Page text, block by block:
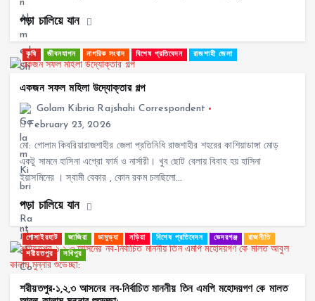
পড়া চালিয়ে যান
কৃষি জীবনযাপন নাগরিক সংবাদ বিশেষ প্রতিবেদন রাজশাহী জেলা
একজন সফল মহিলা উদ্যোক্তার গল্প
Golam Kibria Rajshahi Correspondent
February 23, 2026
মো: গোলাম কিবরিয়ারাজশাহীর জেলা প্রতিনিধি রাজশাহীর শহরের কাশিয়াডাঙ্গা মোড়
একটু সামনে হাসিনা এগ্রো ফার্ম ও নার্সারী। খুব ছোট বেলায় বিবাহ হয় হাসিনা
ইয়াসমিনের । স্বামী বেকার , কোন রকম চলছিলো…
পড়া চালিয়ে যান
গোসাইরহাট জাজিরা ডামুড্যা নড়িয়া বিশেষ প্রতিবেদন ভেদরগঞ্জ রাজনীতি
শরীয়তপুর সখিপুর
শরীয়তপুর-১,২,৩ আসনের নব-নির্বাচিত মাননীয় তিন এমপি মহোদয়গণ কে মালত